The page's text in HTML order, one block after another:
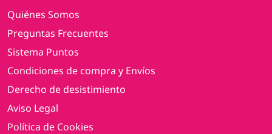
Quiénes Somos
Preguntas Frecuentes
Sistema Puntos
Condiciones de compra y Envíos
Derecho de desistimiento
Aviso Legal
Política de Cookies